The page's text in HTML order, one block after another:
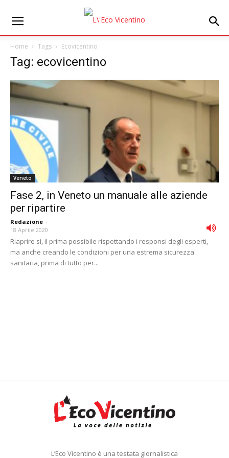
Home Tags Ecovicentino
Tag: ecovicentino
Veneto
Fase 2, in Veneto un manuale alle aziende
per ripartire
Redazione -
18 Aprile 2020
Riaprire sì, il prima possibile rispettando i responsi degli esperti,
ma anche creando le condizioni per una estrema sicurezza
sanitaria, prima di tutto per...
L’Eco Vicentino è una testata giornalistica